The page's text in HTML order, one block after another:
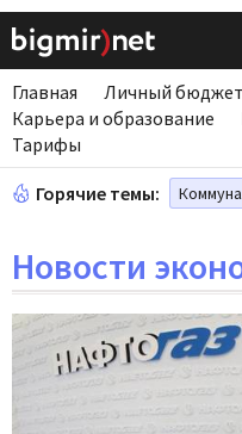
Главная Личный бюджет
Карьера и образование
Тарифы
Горячие темы:
Новости